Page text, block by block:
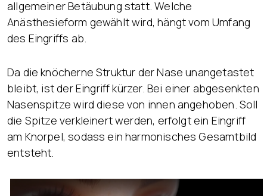
allgemeiner Betäubung statt. Welche
Anästhesieform gewählt wird, hängt vom Umfang
des Eingriffs ab.
Da die knöcherne Struktur der Nase unangetastet
bleibt, ist der Eingriff kürzer. Bei einer abgesenkten
Nasenspitze wird diese von innen angehoben. Soll
die Spitze verkleinert werden, erfolgt ein Eingriff
am Knorpel, sodass ein harmonisches Gesamtbild
entsteht.